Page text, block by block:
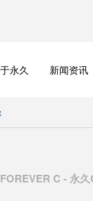
永久 新闻资讯
FOREVER C - 永